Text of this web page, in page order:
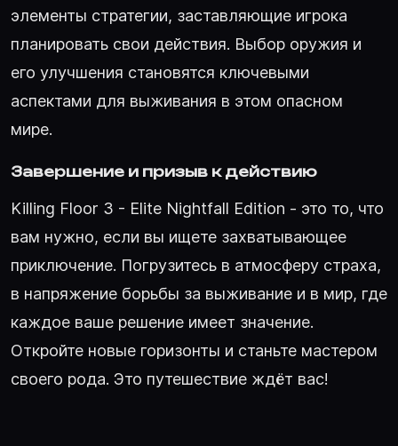
элементы стратегии, заставляющие игрока
планировать свои действия. Выбор оружия и
его улучшения становятся ключевыми
аспектами для выживания в этом опасном
мире.
Завершение и призыв к действию
Killing Floor 3 - Elite Nightfall Edition - это то, что
вам нужно, если вы ищете захватывающее
приключение. Погрузитесь в атмосферу страха,
в напряжение борьбы за выживание и в мир, где
каждое ваше решение имеет значение.
Откройте новые горизонты и станьте мастером
своего рода. Это путешествие ждёт вас!